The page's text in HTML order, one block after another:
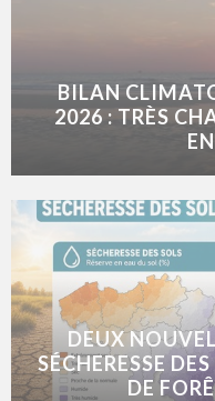
BILAN
2026 : TRÈS
DEUX
SÉCHERESSE
DE